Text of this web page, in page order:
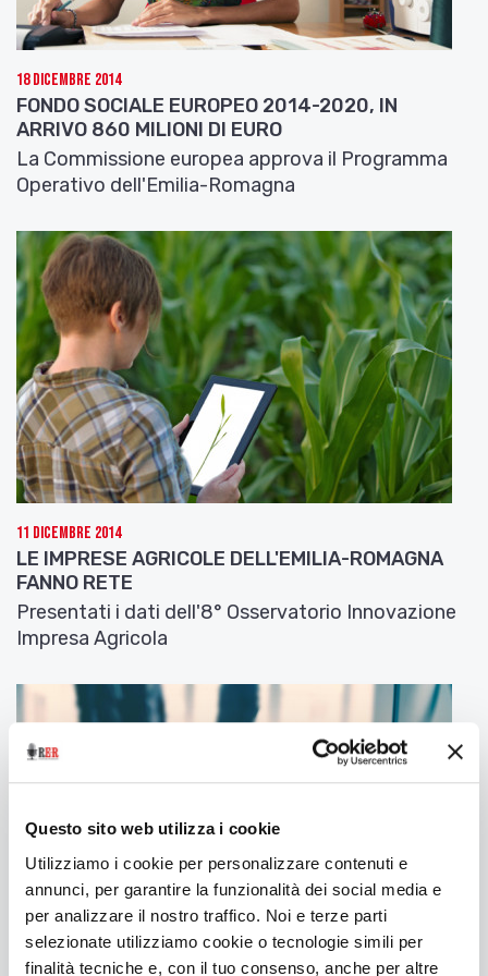
Questo sito web utilizza i cookie
Utilizziamo i cookie per personalizzare contenuti e
annunci, per garantire la funzionalità dei social media e
per analizzare il nostro traffico. Noi e terze parti
selezionate utilizziamo cookie o tecnologie simili per
finalità tecniche e, con il tuo consenso, anche per altre
18 Dicembre 2014
FONDO SOCIALE EUROPEO 2014-2020, IN
ARRIVO 860 MILIONI DI EURO
La Commissione europea approva il Programma
Operativo dell'Emilia-Romagna
11 Dicembre 2014
LE IMPRESE AGRICOLE DELL'EMILIA-ROMAGNA
FANNO RETE
Presentati i dati dell'8° Osservatorio Innovazione
Impresa Agricola